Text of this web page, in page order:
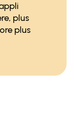
plus
plus